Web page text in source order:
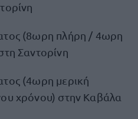
(8ωρη πλήρη / 4ωρη
Σαντορίνη
(4ωρη μερική
χρόνου) στην Καβάλα